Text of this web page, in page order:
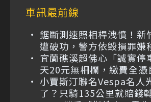
車訊最前線
鋸斷測速照相桿洩憤！新
遭破功，警方依毀損罪嫌
宜蘭礁溪超佛心「誠實停
天20元無柵欄，繳費全憑
小賈斯汀聯名Vespa名人
了？只騎135公里就賠錢